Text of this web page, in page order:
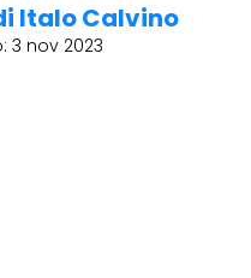
Italo Calvino
3 nov 2023